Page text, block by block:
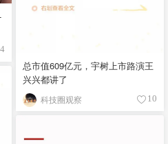
4
总市值609亿元，宇树上市路演王
兴兴都讲了
科技圈观察 10